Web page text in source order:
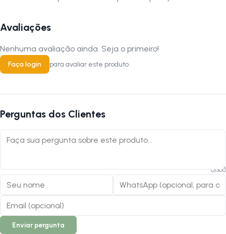
Avaliações
Nenhuma avaliação ainda. Seja o primeiro!
Faça login para avaliar este produto.
Perguntas dos Clientes
0/300
Enviar pergunta